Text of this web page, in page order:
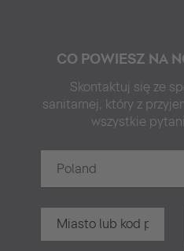
CO POWIESZ NA
Skontaktuj się ze
sanitarnej, który z
wszystkie
Poland